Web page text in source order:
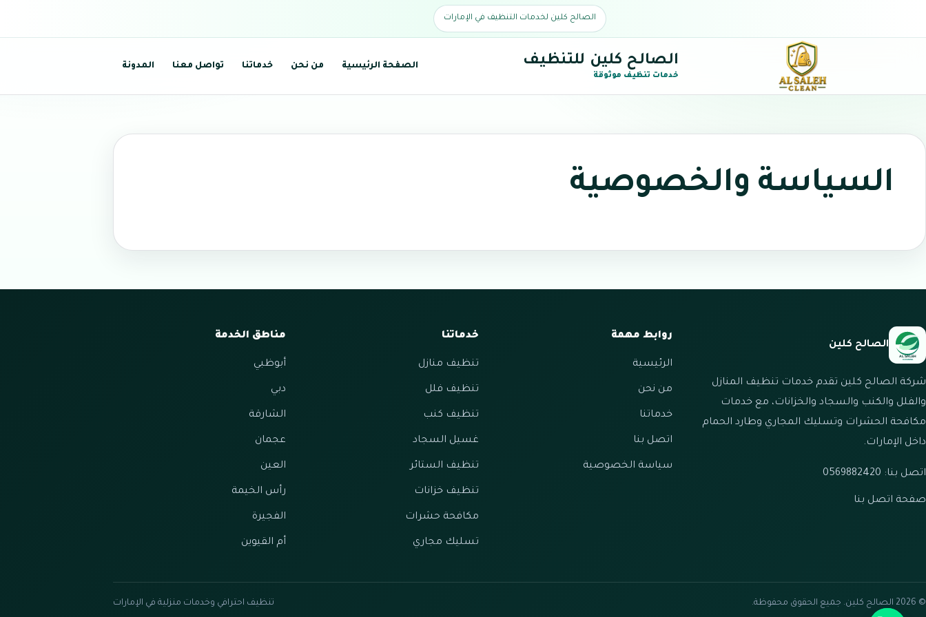
الصالح كلين لخدمات التنظيف في الإمارات
الصالح كلين للتنظيف
خدمات تنظيف موثوقة
الصفحة الرئيسية من نحن خدماتنا تواصل معنا المدونة
السياسة والخصوصية
الصالح كلين
شركة الصالح كلين تقدم خدمات تنظيف المنازل
والفلل والكنب والسجاد والخزانات، مع خدمات
مكافحة الحشرات وتسليك المجاري وطارد الحمام
داخل الإمارات.
اتصل بنا: 0569882420
صفحة اتصل بنا
روابط مهمة
الرئيسية
من نحن
خدماتنا
اتصل بنا
سياسة الخصوصية
خدماتنا
تنظيف منازل
تنظيف فلل
تنظيف كنب
غسيل السجاد
تنظيف الستائر
تنظيف خزانات
مكافحة حشرات
تسليك مجاري
مناطق الخدمة
أبوظبي
دبي
الشارقة
عجمان
العين
رأس الخيمة
الفجيرة
أم القيوين
© 2026 الصالح كلين. جميع الحقوق محفوظة. تنظيف احترافي وخدمات منزلية في الإمارات